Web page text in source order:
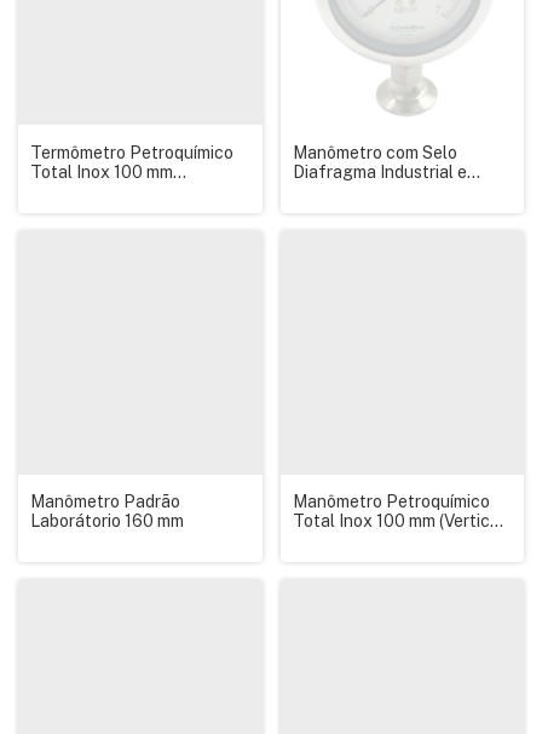
Termômetro Petroquímico
Total Inox 100 mm
Manômetro com Selo
Diafragma Industrial e
Manômetro Padrão
Laborátorio 160 mm
Manômetro Petroquímico
Total Inox 100 mm (Vertical)